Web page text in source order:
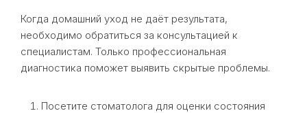
Когда домашний уход не даёт результата,
необходимо обратиться за консультацией к
специалистам. Только профессиональная
диагностика поможет выявить скрытые проблемы.
Посетите стоматолога для оценки состояния